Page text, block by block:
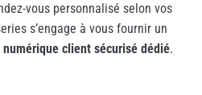
vous personnalisé selon vos
s’engage à vous fournir un
numérique client sécurisé dédié.